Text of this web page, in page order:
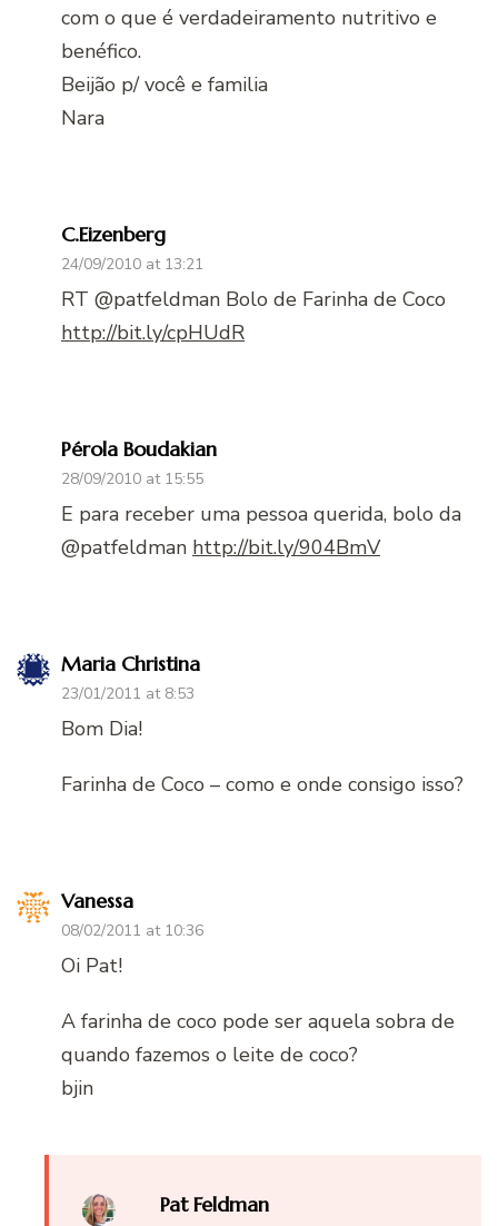
com o que é verdadeiramento nutritivo e
benéfico.
Beijão p/ você e familia
Nara
C.Eizenberg
24/09/2010 at 13:21
RT @patfeldman Bolo de Farinha de Coco
http://bit.ly/cpHUdR
Pérola Boudakian
28/09/2010 at 15:55
E para receber uma pessoa querida, bolo da
@patfeldman http://bit.ly/904BmV
Maria Christina
23/01/2011 at 8:53
Bom Dia!
Farinha de Coco – como e onde consigo isso?
Vanessa
08/02/2011 at 10:36
Oi Pat!
A farinha de coco pode ser aquela sobra de
quando fazemos o leite de coco?
bjin
Pat Feldman